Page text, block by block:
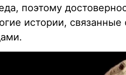
поэтому
истории,